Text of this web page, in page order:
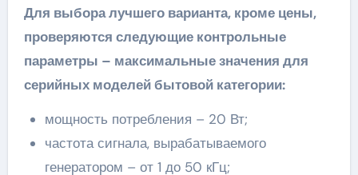
Для выбора лучшего варианта, кроме цены,
проверяются следующие контрольные
параметры – максимальные значения для
серийных моделей бытовой категории:
мощность потребления – 20 Вт;
частота сигнала, вырабатываемого
генератором – от 1 до 50 кГц;